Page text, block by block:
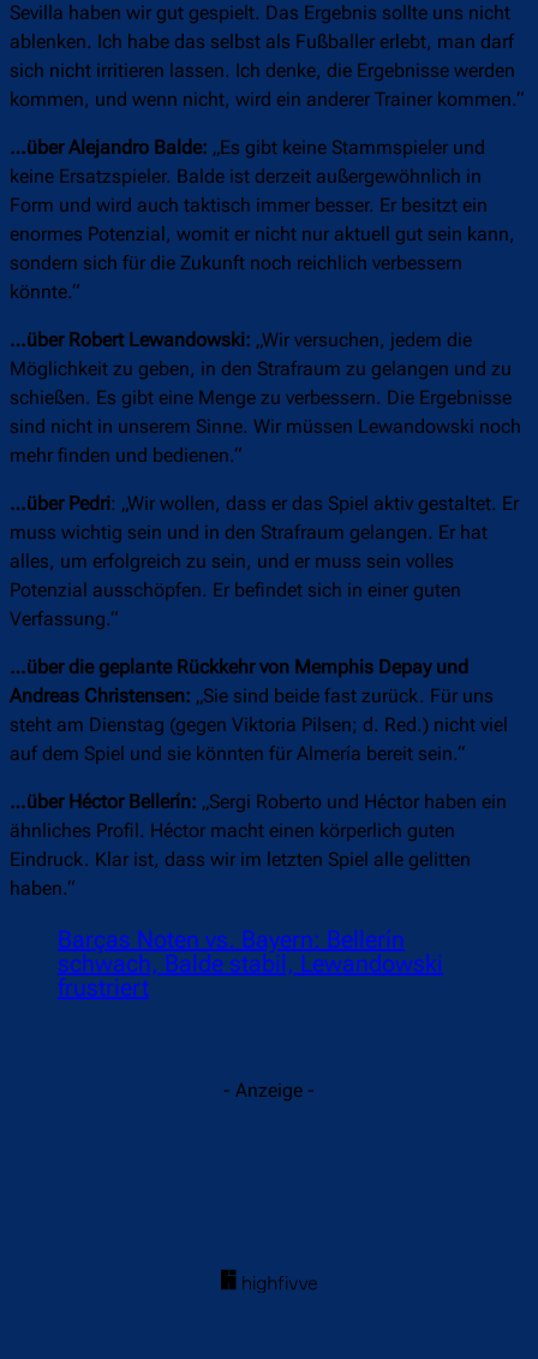
Sevilla haben wir gut gespielt. Das Ergebnis sollte uns nicht
ablenken. Ich habe das selbst als Fußballer erlebt, man darf
sich nicht irritieren lassen. Ich denke, die Ergebnisse werden
kommen, und wenn nicht, wird ein anderer Trainer kommen.“
…über Alejandro Balde: „Es gibt keine Stammspieler und
keine Ersatzspieler. Balde ist derzeit außergewöhnlich in
Form und wird auch taktisch immer besser. Er besitzt ein
enormes Potenzial, womit er nicht nur aktuell gut sein kann,
sondern sich für die Zukunft noch reichlich verbessern
könnte.“
…über Robert Lewandowski: „Wir versuchen, jedem die
Möglichkeit zu geben, in den Strafraum zu gelangen und zu
schießen. Es gibt eine Menge zu verbessern. Die Ergebnisse
sind nicht in unserem Sinne. Wir müssen Lewandowski noch
mehr finden und bedienen.“
…über Pedri: „Wir wollen, dass er das Spiel aktiv gestaltet. Er
muss wichtig sein und in den Strafraum gelangen. Er hat
alles, um erfolgreich zu sein, und er muss sein volles
Potenzial ausschöpfen. Er befindet sich in einer guten
Verfassung.“
…über die geplante Rückkehr von Memphis Depay und
Andreas Christensen: „Sie sind beide fast zurück. Für uns
steht am Dienstag (gegen Viktoria Pilsen; d. Red.) nicht viel
auf dem Spiel und sie könnten für Almería bereit sein.“
…über Héctor Bellerín: „Sergi Roberto und Héctor haben ein
ähnliches Profil. Héctor macht einen körperlich guten
Eindruck. Klar ist, dass wir im letzten Spiel alle gelitten
haben.“
Barças Noten vs. Bayern: Bellerín
schwach, Balde stabil, Lewandowski
frustriert
- Anzeige -